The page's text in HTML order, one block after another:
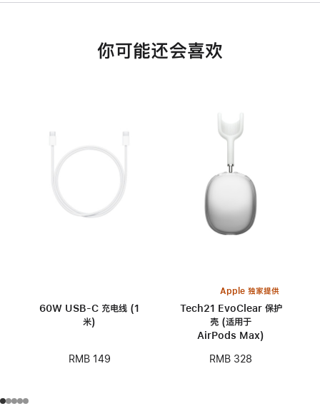
你可能还会喜欢
60W USB-C 充电线 (1
米)
RMB 149
Apple 独家提供
Tech21 EvoClear 保护
壳 (适用于
AirPods Max)
RMB 328